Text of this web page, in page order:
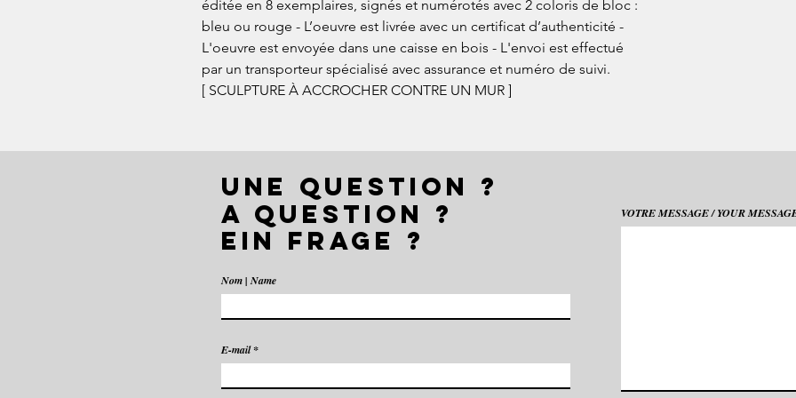
éditée en 8 exemplaires, signés et numérotés avec 2 coloris de bloc :
bleu ou rouge - L’oeuvre est livrée avec un certificat d’authenticité -
L'oeuvre est envoyée dans une caisse en bois - L'envoi est effectué
par un transporteur spécialisé avec assurance et numéro de suivi.
[ SCULPTURE À ACCROCHER CONTRE UN MUR ]
EIN FRAGE ?
UNE QUESTION ?
A QUESTION ?
Nom | Name
E-mail
VOTRE MESSAGE / YOUR